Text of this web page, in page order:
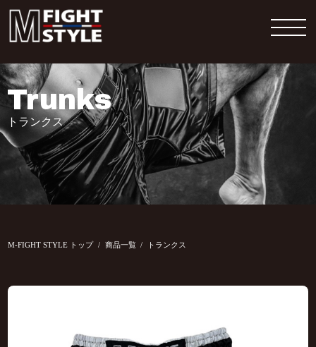
Trunks
トランクス
M-FIGHT STYLE トップ 商品一覧 トランクス